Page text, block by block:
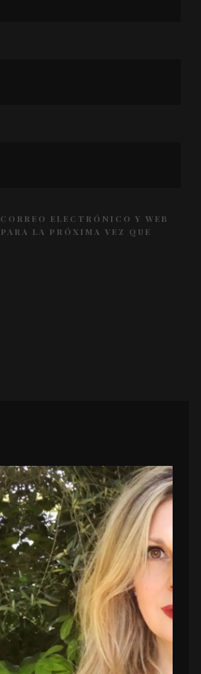
ELECTRÓNICO Y WEB
LA PRÓXIMA VEZ QUE